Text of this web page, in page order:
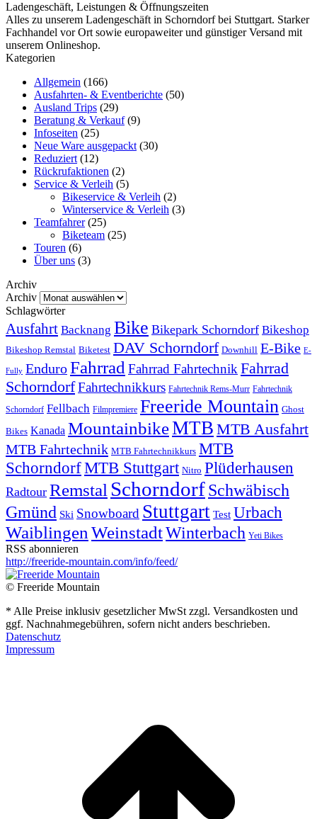
Ladengeschäft, Leistungen & Öffnungszeiten
Alles zu unserem Ladengeschäft in Schorndorf bei Stuttgart. Starker
Fachhandel vor Ort sowie europaweiter und günstiger Versand mit
unserem Onlineshop.
Kategorien
Allgemein (166)
Ausfahrten- & Eventberichte (50)
Ausland Trips (29)
Beratung & Verkauf(9)
Infoseiten (25)
Neue Ware ausgepackt (30)
Reduziert (12)
Rückrufaktionen (2)
Service & Verleih (5)
Bikeservice & Verleih (2)
Winterservice & Verleih (3)
Teamfahrer(25)
Biketeam (25)
Touren (6)
Über uns (3)
Archiv
Archiv
Schlagwörter
Ausfahrt Backnang Bike Bikepark Schorndorf Bikeshop
Bikeshop Remstal Biketest DAV Schorndorf Downhill E-Bike E-
Fully EnduroFahrrad Fahrrad Fahrtechnik Fahrrad
SchorndorfFahrtechnikkurs Fahrtechnik Rems-Murr Fahrtechnik
Schorndorf Fellbach Filmpremiere Freeride Mountain Ghost
Bikes Kanada MountainbikeMTB MTB Ausfahrt
MTB Fahrtechnik MTB Fahrtechnikkurs MTB
SchorndorfMTB Stuttgart Nitro Plüderhausen
Radtour Remstal SchorndorfSchwäbisch
Gmünd Ski Snowboard Stuttgart Test Urbach
Waiblingen WeinstadtWinterbach Yeti Bikes
RSS abonnieren
http://freeride-mountain.com/info/feed/
© Freeride Mountain
* Alle Preise inklusiv gesetzlicher MwSt zzgl. Versandkosten und
ggf. Nachnahmegebühren, sofern nicht anders beschrieben.
Datenschutz
Impressum